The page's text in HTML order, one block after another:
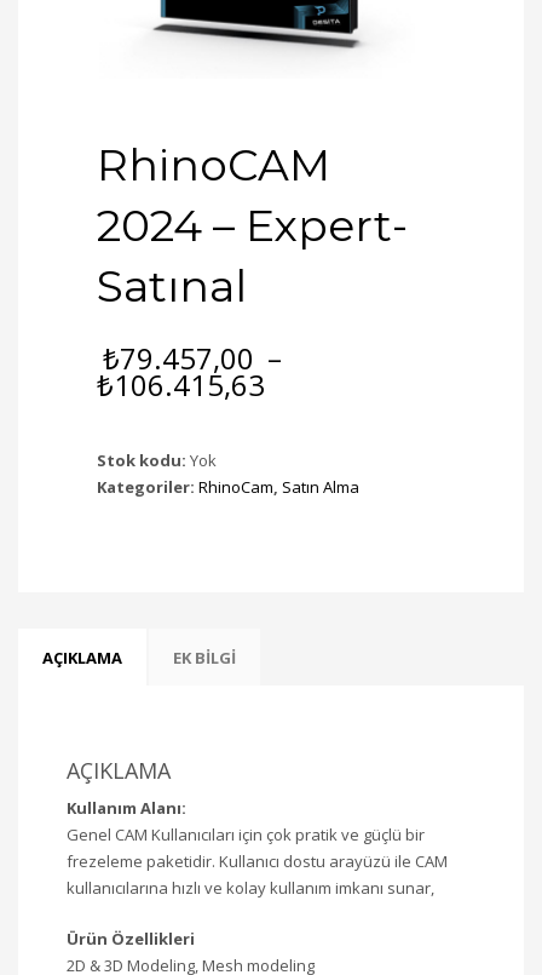
RhinoCAM
2024 – Expert-
Satınal
₺79.457,00 –
₺106.415,63
₺106.415,63
Stok kodu: Yok
Kategoriler: RhinoCam, Satın Alma
AÇIKLAMA EK BILGI
AÇIKLAMA
Kullanım Alanı:
Genel CAM Kullanıcıları için çok pratik ve güçlü bir
frezeleme paketidir. Kullanıcı dostu arayüzü ile CAM
kullanıcılarına hızlı ve kolay kullanım imkanı sunar,
Ürün Özellikleri
2D & 3D Modeling, Mesh modeling